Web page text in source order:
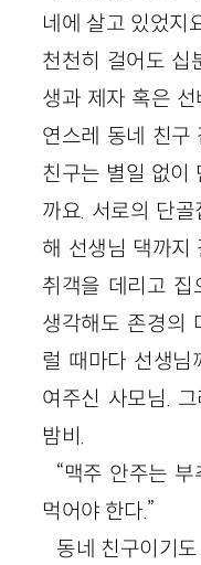
네에 살고 있었지
천천히 걸어도 십
생과 제자 혹은
연스레 동네 친구
친구는 별일 없이
까요. 서로의 단
해 선생님 댁까지
취객을 데리고 집
생각해도 존경의
럴 때마다 선생님
여주신 사모님.
밤비.
“맥주 안주는
먹어야 한다.”
동네 친구이기